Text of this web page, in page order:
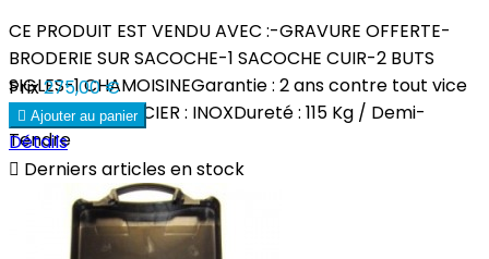
CE PRODUIT EST VENDU AVEC :-GRAVURE OFFERTE-
BRODERIE SUR SACOCHE-1 SACOCHE CUIR-2 BUTS
SIGLES-1 CHAMOISINEGarantie : 2 ans contre tout vice
de fabricationACIER : INOXDureté : 115 Kg / Demi-
Tendre
Prix275,00 €
 Ajouter au panier
Détails
 Derniers articles en stock